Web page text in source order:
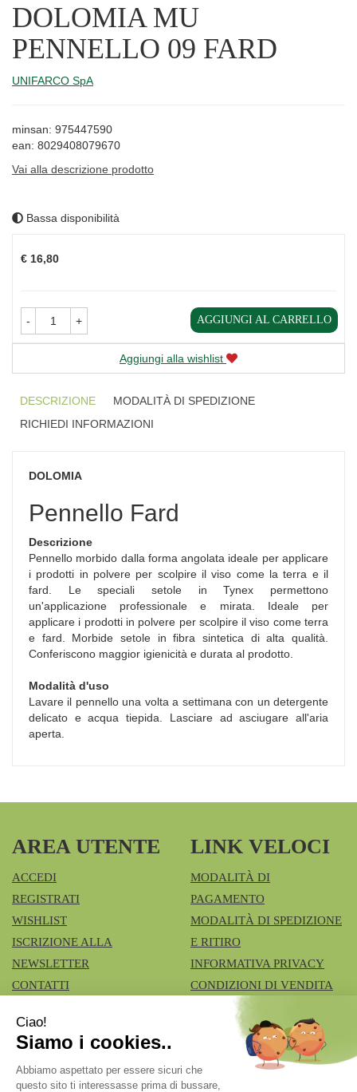
DOLOMIA MU
PENNELLO 09 FARD
UNIFARCO SpA
minsan: 975447590
ean: 8029408079670
Vai alla descrizione prodotto
Bassa disponibilità
€ 16,80
- + AGGIUNGI AL CARRELLO
Aggiungi alla wishlist
DESCRIZIONE
MODALITÀ DI SPEDIZIONE
RICHIEDI INFORMAZIONI
DOLOMIA
Pennello Fard
Descrizione
Pennello morbido dalla forma angolata ideale per applicare
i prodotti in polvere per scolpire il viso come la terra e il
fard. Le speciali setole in Tynex permettono
un'applicazione professionale e mirata. Ideale per
applicare i prodotti in polvere per scolpire il viso come terra
e fard. Morbide setole in fibra sintetica di alta qualità.
Conferiscono maggior igienicità e durata al prodotto.
Modalità d'uso
Lavare il pennello una volta a settimana con un detergente
delicato e acqua tiepida. Lasciare ad asciugare all'aria
aperta.
AREA UTENTE
ACCEDI
REGISTRATI
WISHLIST
ISCRIZIONE ALLA
NEWSLETTER
CONTATTI
LINK VELOCI
MODALITÀ DI
PAGAMENTO
MODALITÀ DI SPEDIZIONE
E RITIRO
INFORMATIVA PRIVACY
CONDIZIONI DI VENDITA
COOKIE POLICY
Azienda Speciale Farmacie Comunali Vimercatesi
Lualdi, 6 - Ruginello 20871 Vimercate (MB)